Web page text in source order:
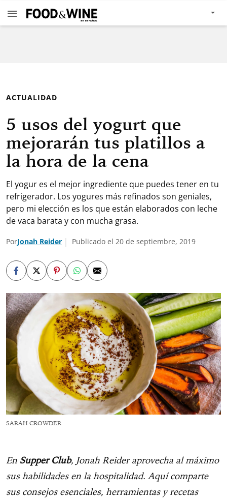
ACTUALIDAD
5 usos del yogurt que
mejorarán tus platillos a
la hora de la cena
El yogur es el mejor ingrediente que puedes tener en tu
refrigerador. Los yogures más refinados son geniales,
pero mi elección es los que están elaborados con leche
de vaca barata y con mucha grasa.
PorJonah Reider Publicado el 20 de septiembre, 2019
SARAH CROWDER
En Supper Club, Jonah Reider aprovecha al máximo
sus habilidades en la hospitalidad. Aquí comparte
sus consejos esenciales, herramientas y recetas